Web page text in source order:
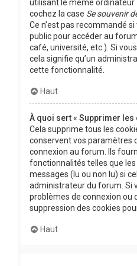
utilisant le même
cochez la case Se souvenir
Ce n’est pas recommandé
public pour accéder au
café, université, etc.). Si
cela signifie qu’un
cette fonctionnalité.
Haut
À quoi sert « Supprimer les
Cela supprime tous les
conservent vos paramètres
connexion au forum. Ils
fonctionnalités telles que
messages (lu ou non lu) si
administrateur du forum. Si
problèmes de connexion ou
suppression des cookies
Haut